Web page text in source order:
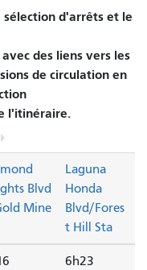
sélection d'arrêts et le
des liens vers les
de circulation en
l'itinéraire.
Blvd
Mine
Laguna
Honda
Blvd/Fores
t Hill Sta
6h23